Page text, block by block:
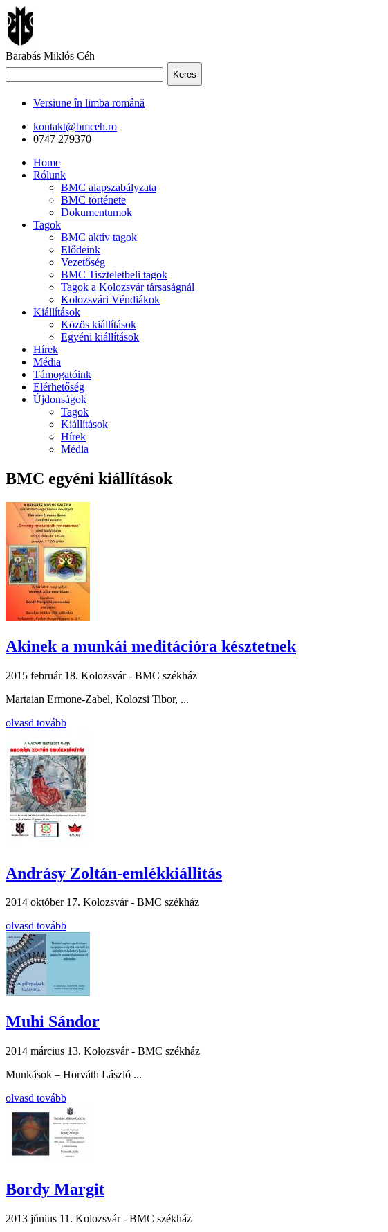
Barabás Miklós Céh
Keres
Versiune în limba română
kontakt@bmceh.ro
0747 279370
Home
Rólunk
BMC alapszabályzata
BMC története
Dokumentumok
Tagok
BMC aktív tagok
Elődeink
Vezetőség
BMC Tiszteletbeli tagok
Tagok a Kolozsvár társaságnál
Kolozsvári Véndiákok
Kiállítások
Közös kiállítások
Egyéni kiállítások
Hírek
Média
Támogatóink
Elérhetőség
Újdonságok
Tagok
Kiállítások
Hírek
Média
BMC egyéni kiállítások
Akinek a munkái meditációra késztetnek
2015 február 18. Kolozsvár - BMC székház
Martaian Ermone-Zabel, Kolozsi Tibor, ...
olvasd tovább
Andrásy Zoltán-emlékkiállitás
2014 október 17. Kolozsvár - BMC székház
olvasd tovább
Muhi Sándor
2014 március 13. Kolozsvár - BMC székház
Munkások – Horváth László ...
olvasd tovább
Bordy Margit
2013 június 11. Kolozsvár - BMC székház